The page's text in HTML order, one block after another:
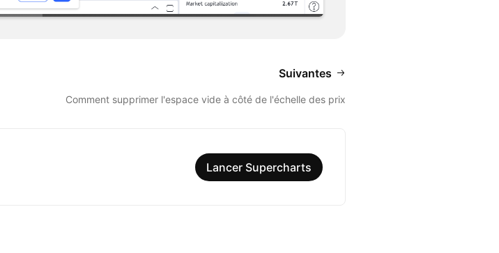
Suivantes
Comment supprimer l'espace vide à côté de l'échelle des prix
Lancer Supercharts